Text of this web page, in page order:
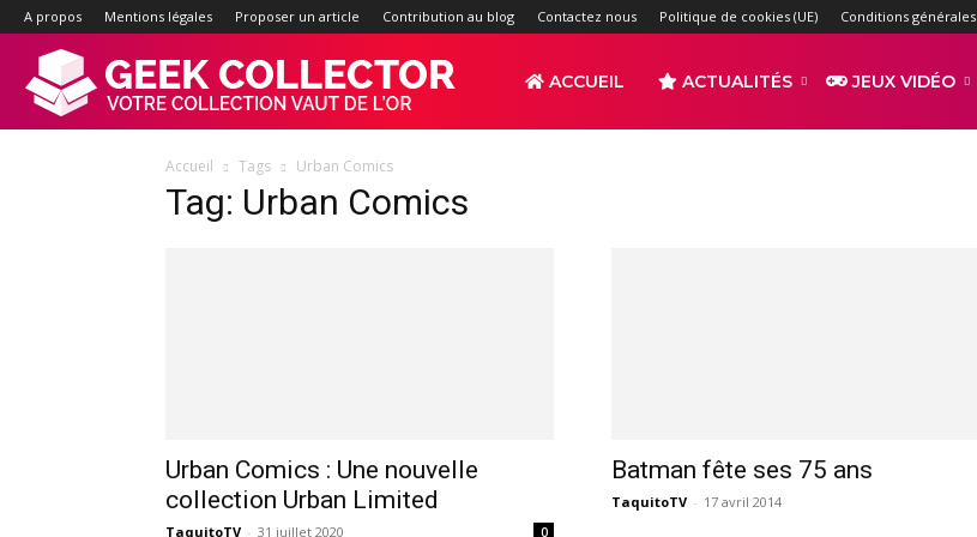
A propos Mentions légales Proposer un article Contribution au blog Contactez nous Politique de cookies (UE) Conditions générales
d'actualités
ACCUEIL ACTUALITÉS JEUX VIDÉO
Accueil Tags Urban Comics
Tag: Urban Comics
Urban Comics : Une nouvelle
collection Urban Limited
TaquitoTV - 31 juillet 2020 0
Batman fête ses 75 ans
TaquitoTV - 17 avril 2014